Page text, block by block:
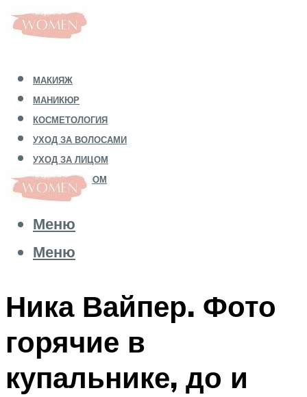
МАКИЯЖ
МАНИКЮР
КОСМЕТОЛОГИЯ
УХОД ЗА ВОЛОСАМИ
УХОД ЗА ЛИЦОМ
УХОД ЗА ТЕЛОМ
Меню
Меню
Ника Вайпер. Фото
горячие в
купальнике, до и